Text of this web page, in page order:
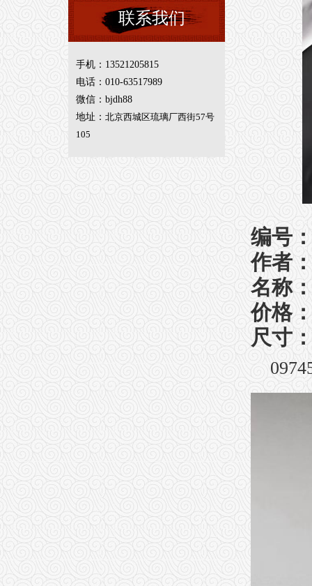
联系我们
手机：13521205815
电话：010-63517989
微信：bjdh88
地址： 北京西城区琉璃厂西街57号
105
编号
作者
名称
价格
尺寸